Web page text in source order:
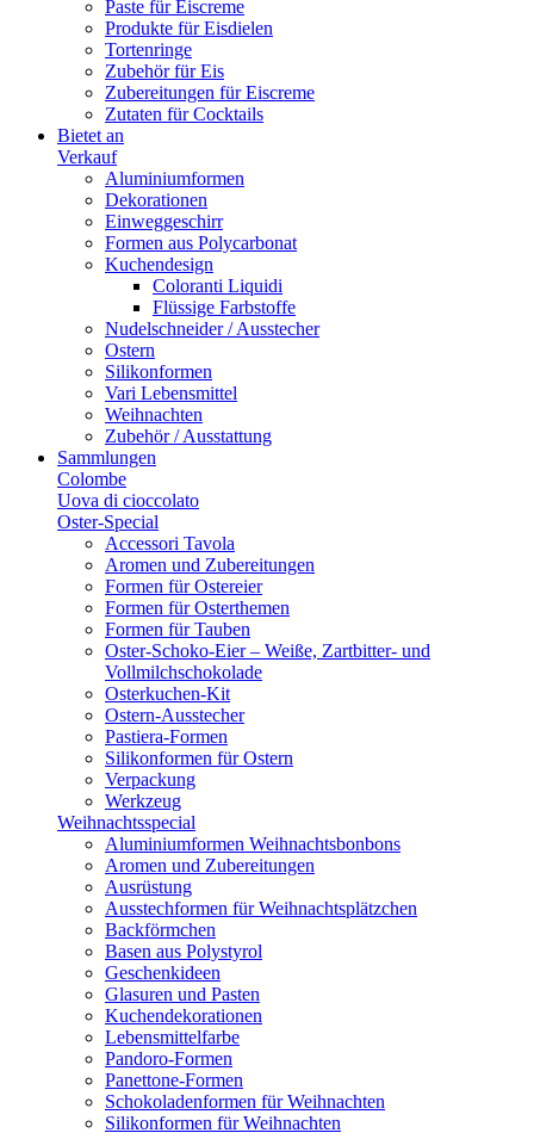
Paste für Eiscreme
Produkte für Eisdielen
Tortenringe
Zubehör für Eis
Zubereitungen für Eiscreme
Zutaten für Cocktails
Bietet an
Verkauf
Aluminiumformen
Dekorationen
Einweggeschirr
Formen aus Polycarbonat
Kuchendesign
Coloranti Liquidi
Flüssige Farbstoffe
Nudelschneider / Ausstecher
Ostern
Silikonformen
Vari Lebensmittel
Weihnachten
Zubehör / Ausstattung
Sammlungen
Colombe
Uova di cioccolato
Oster-Special
Accessori Tavola
Aromen und Zubereitungen
Formen für Ostereier
Formen für Osterthemen
Formen für Tauben
Oster-Schoko-Eier – Weiße, Zartbitter- und
Vollmilchschokolade
Osterkuchen-Kit
Ostern-Ausstecher
Pastiera-Formen
Silikonformen für Ostern
Verpackung
Werkzeug
Weihnachtsspecial
Aluminiumformen Weihnachtsbonbons
Aromen und Zubereitungen
Ausrüstung
Ausstechformen für Weihnachtsplätzchen
Backförmchen
Basen aus Polystyrol
Geschenkideen
Glasuren und Pasten
Kuchendekorationen
Lebensmittelfarbe
Pandoro-Formen
Panettone-Formen
Schokoladenformen für Weihnachten
Silikonformen für Weihnachten